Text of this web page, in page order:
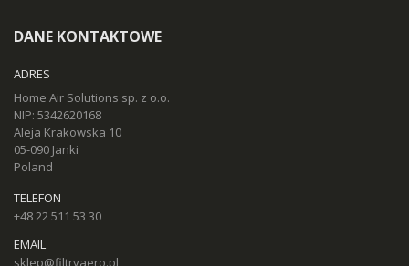
DANE KONTAKTOWE
ADRES
Home Air Solutions sp. z o.o.
NIP: 5342620168
Aleja Krakowska 10
05-090 Janki
Poland
TELEFON
+48 22 511 53 30
EMAIL
sklep@filtryaero.pl